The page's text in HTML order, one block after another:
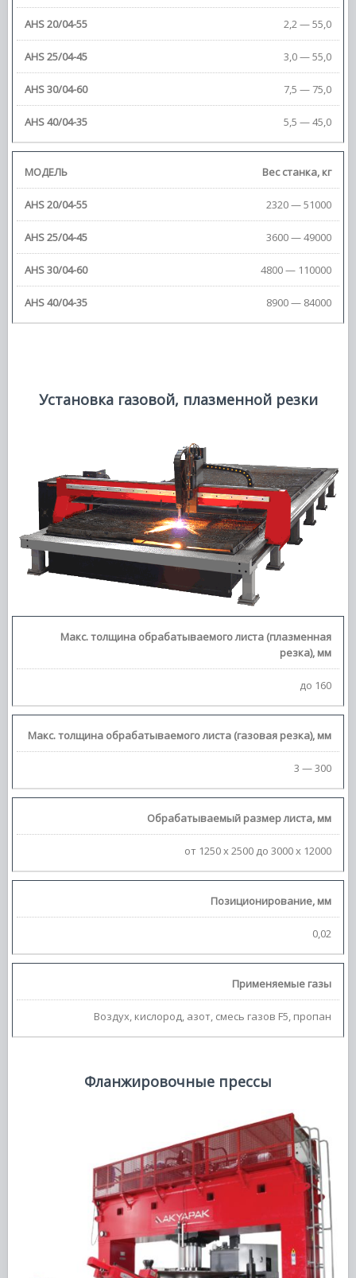
2,2 — 55,0
3,0 — 55,0
7,5 — 75,0
5,5 — 45,0
Вес станка, кг
2320 — 51000
3600 — 49000
4800 — 110000
8900 — 84000
Установка газовой, плазменной резки
Макс. толщина обрабатываемого листа (плазменная
резка), мм
до 160
Макс. толщина обрабатываемого листа (газовая резка), мм
3 — 300
Обрабатываемый размер листа, мм
от 1250 х 2500 до 3000 х 12000
Позиционирование, мм
0,02
Применяемые газы
Воздух, кислород, азот, смесь газов F5, пропан
Фланжировочные прессы